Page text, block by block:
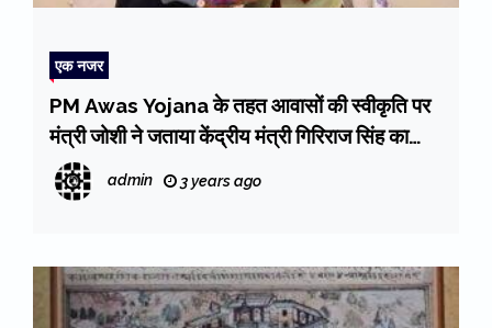
एक नजर
PM Awas Yojana के तहत आवासों की स्वीकृति पर
मंत्री जोशी ने जताया केंद्रीय मंत्री गिरिराज सिंह का
आभार
admin 3 years ago